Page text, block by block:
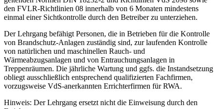
den FVLR-Richtlinien 08 innerhalb von 6 Monaten mindestens
einmal einer Sichtkontrolle durch den Betreiber zu unterziehen.
Der Lehrgang befähigt Personen, die in Betrieben für die Kontrolle
von Brandschutz-Anlagen zuständig sind, zur laufenden Kontrolle
von natürlichen und maschinellen Rauch- und
Wärmeabzugsanlagen und von Entrauchungsanlagen in
Treppenräumen. Die jährliche Wartung und ggfs. die Instandsetzung
obliegt ausschließlich entsprechend qualifizierten Fachfirmen,
vorzugsweise VdS-anerkannten Errichterfirmen für RWA.
Hinweis: Der Lehrgang ersetzt nicht die Einweisung durch den